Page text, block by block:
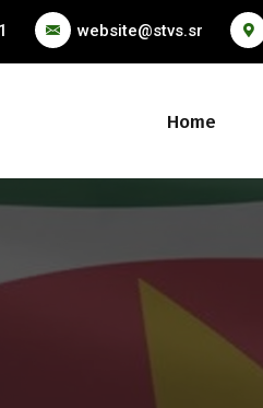
website@stvs.sr
Home